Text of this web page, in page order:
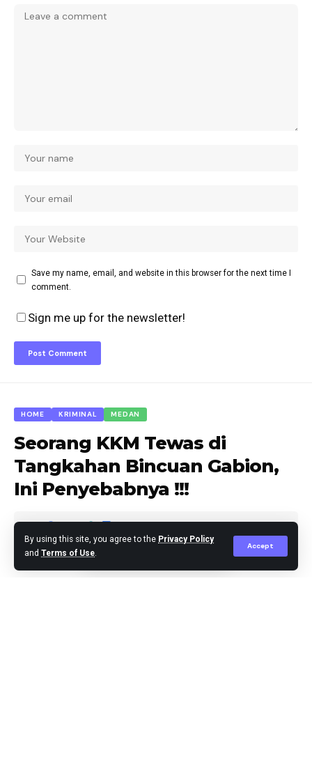
By using this site, you agree to the Privacy Policy
and Terms of Use.
Accept
Save my name, email, and website in this browser for the next time I
comment.
Sign me up for the newsletter!
HOME KRIMINAL MEDAN
Seorang KKM Tewas di
Tangkahan Bincuan Gabion,
Ini Penyebabnya !!!
Agus Leo